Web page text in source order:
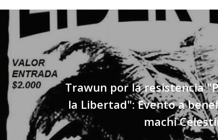
Trawun por la resistencia
la Libertad": Evento a
machi